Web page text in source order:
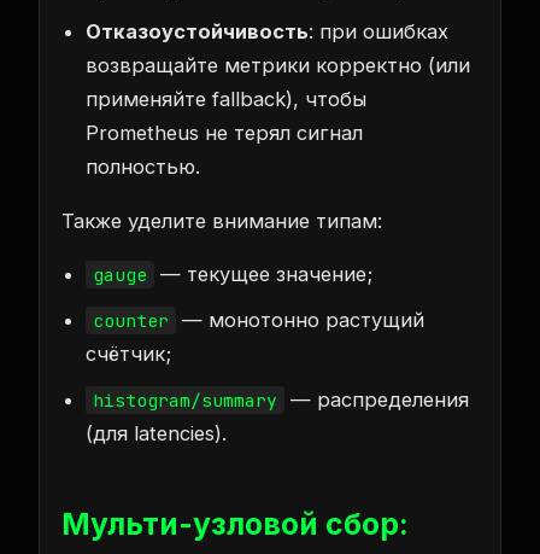
Отказоустойчивость: при ошибках
возвращайте метрики корректно (или
применяйте fallback), чтобы
Prometheus не терял сигнал
полностью.
Также уделите внимание типам:
gauge — текущее значение;
counter
— монотонно растущий
счётчик;
histogram/summary
— распределения
(для latencies).
Мульти-узловой сбор: